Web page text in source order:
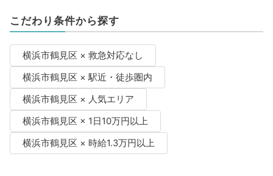
こだわり条件から探す
横浜市鶴見区 × 救急対応なし
横浜市鶴見区 × 駅近・徒歩圏内
横浜市鶴見区 × 人気エリア
横浜市鶴見区 × 1日10万円以上
横浜市鶴見区 × 時給1.3万円以上